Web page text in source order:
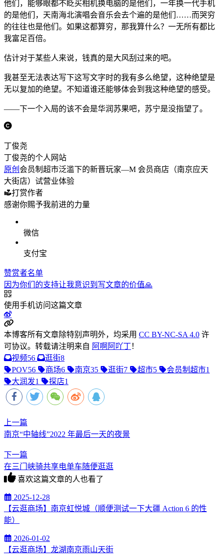
他们，能够眼都不眨买相机换电脑的是他们，一年换一代手机
的是他们，天南海北演唱会音乐会去个遍的是他们……而哭穷
的往往也是他们。如果这都算穷，那我算什么？一无所有都比
我富足百倍。
估计对于某些人来说，钱真的是大风刮过来的吧。
我甚至无法表达写下这写文字时的我有多么绝望，这种绝望是
无以复加的绝望。不知道谁还能够体会到我这种绝望的感受。
——下一个入局的该不会是华润苏果吧，苏宁是没指望了。
丁俊尧
丁俊尧的个人网站
原创 会员制超市泛滥下的新晋玩家—M 会员商店（南京应天
大街店）试营业体验
打赏作者
感谢你赐予我前进的力量
微信
支付宝
赞赏者名单
因为你们的支持让我意识到写文章的价值🙏
使用手机访问这篇文章
本博客所有文章除特别声明外，均采用 CC BY-NC-SA 4.0 许
可协议。转载请注明来自 阿啊阿吖丁 ！
视频56 逛街8
POV56 商场6 南京35 逛街7 超市5 会员制超市1
大润发1 探店1
上一篇
南京“中轴线”2022 年最后一天的夜景
下一篇
在三门峡骑共享电单车随便逛逛
喜欢这篇文章的人也看了
2025-12-28
【云逛商场】南京虹悦城（顺便测试一下大疆 Action 6 的性
能）
2026-01-02
【云逛商场】龙湖南京雨山天街